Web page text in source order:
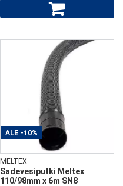
ALE -10%
MELTEX
Sadevesiputki Meltex
110/98mm x 6m SN8